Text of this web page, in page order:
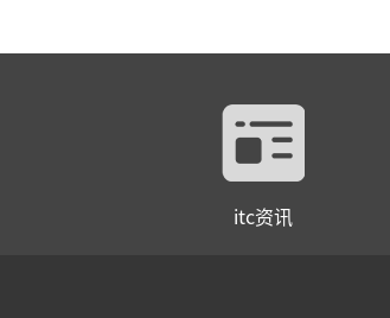
itc资讯